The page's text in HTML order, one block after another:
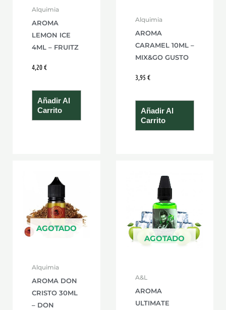
Alquimia
AROMA
LEMON ICE
4ML – FRUITZ
4,20€
Añadir Al
Carrito
Alquimia
AROMA
CARAMEL 10ML –
MIX&GO GUSTO
3,95 €
Añadir Al
Carrito
AGOTADO
Alquimia
AROMA DON
CRISTO 30ML
– DON
AGOTADO
A&L
AROMA
ULTIMATE